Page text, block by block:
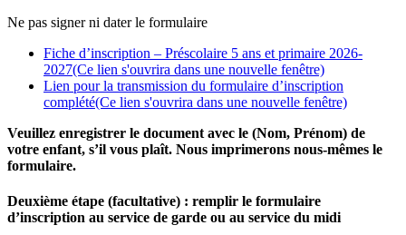
Ne pas signer ni dater le formulaire
Fiche d’inscription – Préscolaire 5 ans et primaire 2026-
2027(Ce lien s'ouvrira dans une nouvelle fenêtre)
Lien pour la transmission du formulaire d’inscription
complété(Ce lien s'ouvrira dans une nouvelle fenêtre)
Veuillez enregistrer le document avec le (Nom, Prénom) de
votre enfant, s’il vous plaît. Nous imprimerons nous-mêmes le
formulaire.
Deuxième étape (facultative) : remplir le formulaire
d’inscription au service de garde ou au service du midi